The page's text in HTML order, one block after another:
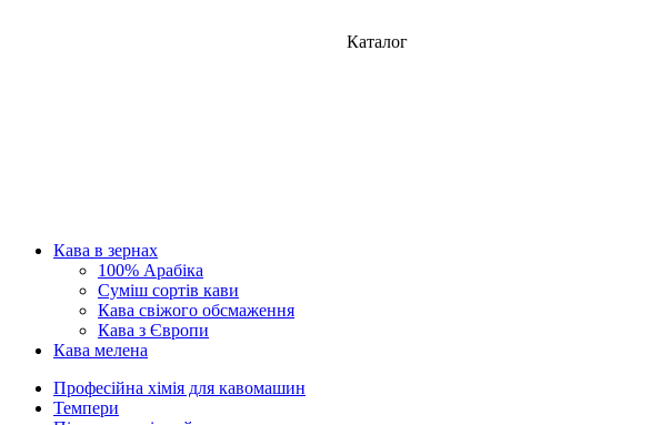
Каталог
Кава в зернах
100% Арабіка
Суміш сортів кави
Кава свіжого обсмаження
Кава з Європи
Кава мелена
Професійна хімія для кавомашин
Темпери